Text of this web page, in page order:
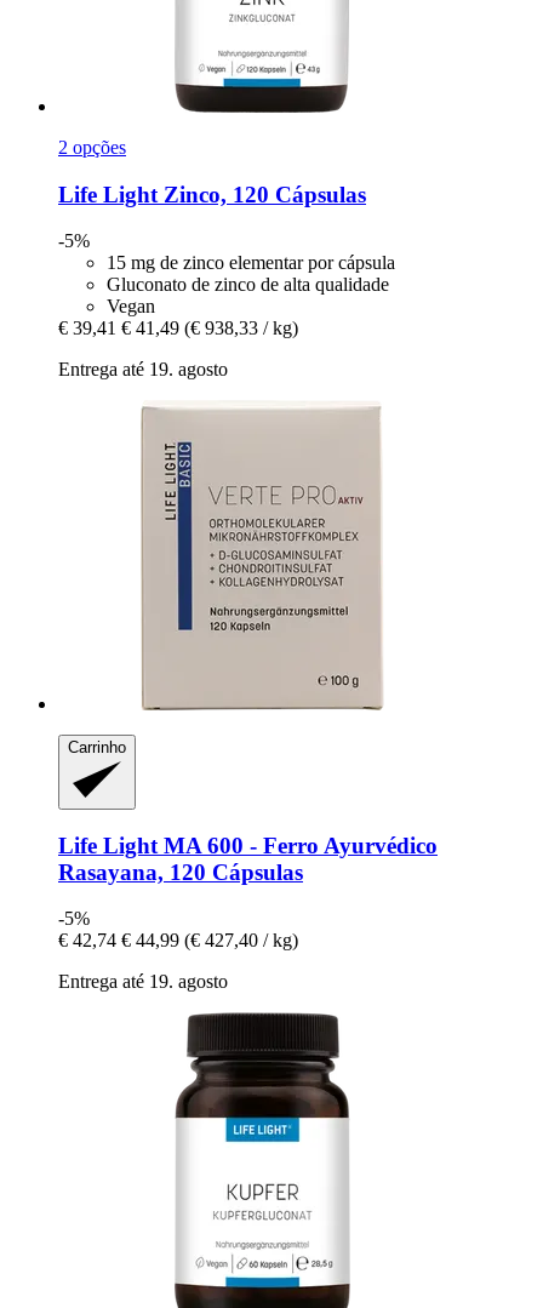
2 opções
Life Light Zinco, 120 Cápsulas
-5%
15 mg de zinco elementar por cápsula
Gluconato de zinco de alta qualidade
Vegan
€ 39,41 € 41,49 (€ 938,33 / kg)
Entrega até 19. agosto
Carrinho
Life Light MA 600 -​ Ferro Ayurvédico
Rasayana, 120 Cápsulas
-5%
€ 42,74 € 44,99 (€ 427,40 / kg)
Entrega até 19. agosto